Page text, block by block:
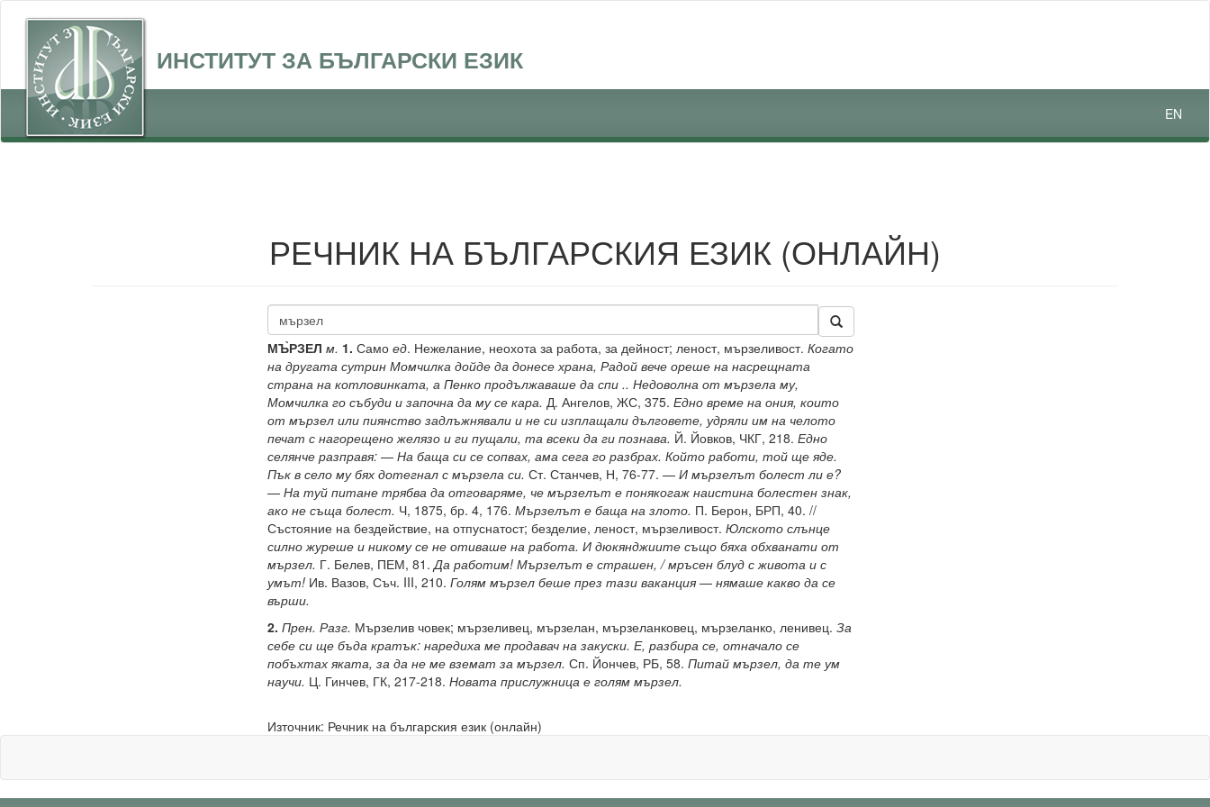
ИНСТИТУТ ЗА БЪЛГАРСКИ ЕЗИК
EN
РЕЧНИК НА БЪЛГАРСКИЯ ЕЗИК (ОНЛАЙН)
МЪ̀РЗЕЛ м. 1. Само ед. Нежелание, неохота за работа, за дейност; леност, мързеливост. Когато
на другата сутрин Момчилка дойде да донесе храна, Радой вече ореше на насрещната
страна на котловинката, а Пенко продължаваше да спи .. Недоволна от мързела му,
Момчилка го събуди и започна да му се кара. Д. Ангелов, ЖС, 375. Едно време на ония, които
от мързел или пиянство задлъжнявали и не си изплащали дълговете, удряли им на челото
печат с нагорещено желязо и ги пущали, та всеки да ги познава. Й. Йовков, ЧКГ, 218. Едно
селянче разправя: — На баща си се сопвах, ама сега го разбрах. Който работи, той ще яде.
Пък в село му бях дотегнал с мързела си. Ст. Станчев, Н, 76-77. — И мързелът болест ли е?
— На туй питане трябва да отговаряме, че мързелът е понякогаж наистина болестен знак,
ако не съща болест. Ч, 1875, бр. 4, 176. Мързелът е баща на злото. П. Берон, БРП, 40. //
Състояние на бездействие, на отпуснатост; безделие, леност, мързеливост. Юлското слънце
силно журеше и никому се не отиваше на работа. И дюкянджиите също бяха обхванати от
мързел. Г. Белев, ПЕМ, 81.Да работим! Мързелът е страшен, / мръсен блуд с живота и с
умът! Ив. Вазов, Съч. III, 210. Голям мързел беше през тази ваканция — нямаше какво да се
върши.
2. Прен. Разг. Мързелив човек; мързеливец, мързелан, мързеланковец, мързеланко, ленивец. За
себе си ще бъда кратък: наредиха ме продавач на закуски. Е, разбира се, отначало се
побъхтах яката, за да не ме вземат за мързел. Сп. Йончев, РБ, 58. Питай мързел, да те ум
научи. Ц. Гинчев, ГК, 217-218. Новата прислужница е голям мързел.
Източник: Речник на българския език (онлайн)